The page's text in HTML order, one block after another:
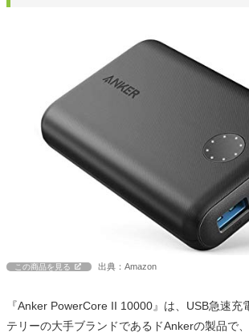
この商品を見る 出典：Amazon
『Anker PowerCore II 10000』は、USB急速充
テリーの大手ブランドであるドAnkerの製品で